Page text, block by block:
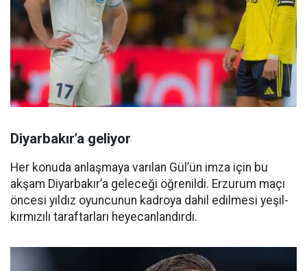
Diyarbakır’a geliyor
Her konuda anlaşmaya varılan Gül’ün imza için bu
akşam Diyarbakır’a geleceği öğrenildi. Erzurum maçı
öncesi yıldız oyuncunun kadroya dahil edilmesi yeşil-
kırmızılı taraftarları heyecanlandırdı.